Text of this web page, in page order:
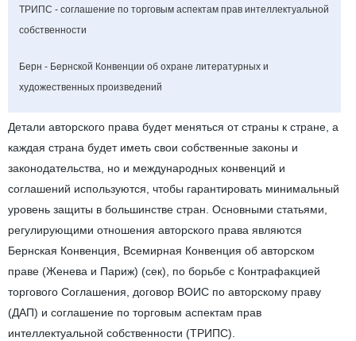
ТРИПС - соглашение по торговым аспектам прав интеллектуальной
собственности
Берн - Бернской Конвенции об охране литературных и
художественных произведений
Детали авторского права будет меняться от страны к стране, а
каждая страна будет иметь свои собственные законы и
законодательства, но и международных конвенций и
соглашений используются, чтобы гарантировать минимальный
уровень защиты в большинстве стран. Основными статьями,
регулирующими отношения авторского права являются
Бернская Конвенция, Всемирная Конвенция об авторском
праве (Женева и Париж) (сек), по борьбе с Контрафакцией
торгового Соглашения, договор ВОИС по авторскому праву
(ДАП) и соглашение по торговым аспектам прав
интеллектуальной собственности (ТРИПС).